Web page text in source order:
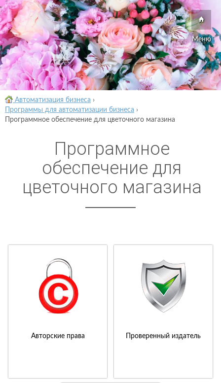
Меню
Автоматизация бизнеса ›
Программы для автоматизации бизнеса ›
Программное обеспечение для цветочного магазина
Программное
обеспечение для
цветочного магазина
Авторские права Проверенный издатель